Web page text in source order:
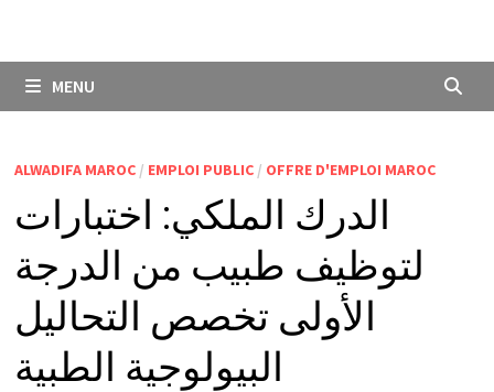
MENU
ALWADIFA MAROC/ EMPLOI PUBLIC/ OFFRE D'EMPLOI MAROC
الدرك الملكي: اختبارات
لتوظيف طبيب من الدرجة
الأولى تخصص التحاليل
البيولوجية الطبية